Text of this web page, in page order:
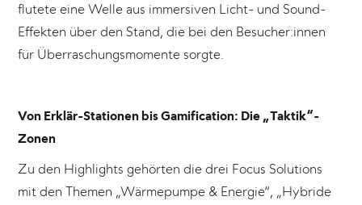
flutete eine Welle aus immersiven Licht- und Sound-
Effekten über den Stand, die bei den Besucher:innen
für Überraschungsmomente sorgte.
Von Erklär-Stationen bis Gamification: Die „Taktik“-
Zonen
Zu den Highlights gehörten die drei Focus Solutions
mit den Themen „Wärmepumpe & Energie“, „Hybride